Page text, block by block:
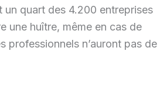
quart des 4.200 entreprises
une huître, même en cas de
professionnels n’auront pas de